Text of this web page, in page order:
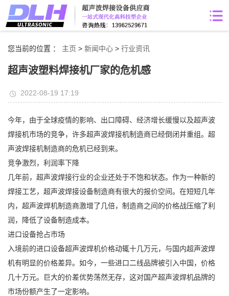
您当前的位置 ： 主页 > 新闻中心 > 行业资讯
超声波塑料焊接机厂家的危机感
2022-08-19 17:19
今年，由于全球疫情的影响、出口障碍、经济增长缓慢以及超声波
焊接机市场的竞争，许多超声波焊接机制造商已经倒闭并重组。超
声波焊接机制造商的危机已经到来。
竞争激烈，利润率下降
几年前，超声波焊接行业的企业还处于不饱和状态。作为一种新的
焊接工艺，超声波焊接设备制造商有很大的报价空间。在短短几年
内，超声波焊机制造商激增了几倍，制造商之间的价格战压缩了利
润，降低了设备制造成本。
进口设备抢占市场
入境前的进口设备超声波焊机价格动辄十几万元，与国内超声波焊
机有明显的价格差异。如今，一些进口二线品牌被引入中国，价格
几十万元。巨大的价差优势荡然无存，这对国产超声波焊机品牌的
市场份额产生了一定影响。